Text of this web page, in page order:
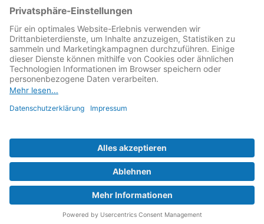
Reparaturbedingungen: Für Produkte, die sich gut
reparieren lassen, für günstigere Ersatzteile und den
Erhalt der reparierenden Betriebe und des Reparatur-
Know-hows in Deutschland.
Weitere Informationen
Fachhändler finden
Über uns
© 2023 MeinMacher - eine Marke der Vangerow GmbH
Impressum↗
Datenschutz